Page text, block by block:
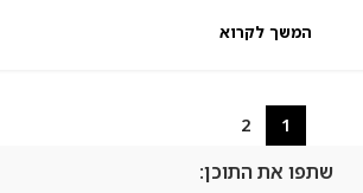
המשך לקרוא
1
2
שתפו את התוכן: